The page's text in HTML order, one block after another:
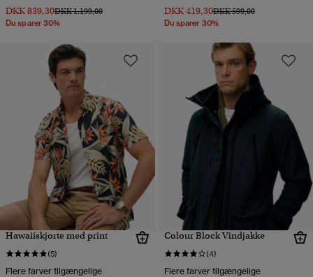
DKK 839,30Pris nedsat fra
DKK 1.199,00til
Du sparer 30%
DKK 419,30Pris nedsat fra
DKK 599,00til
Du sparer 30%
Hawaiiskjorte med print
(5)
Flere farver tilgængelige
Colour Block Vindjakke
(4)
Flere farver tilgængelige